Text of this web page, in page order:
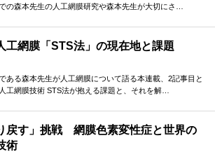
の森本先生の人工網膜研究や森本先生が大切にさ…
工網膜「STS法」の現在地と課題
ある森本先生が人工網膜について語る本連載、2記事目と
工網膜技術 STS法が抱える課題と、それを解…
戻す」挑戦 網膜色素変性症と世界の
術